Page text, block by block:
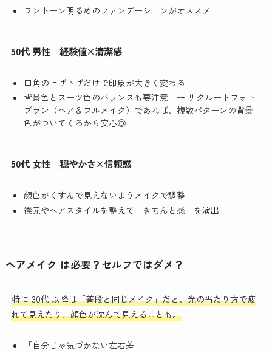
ワントーン明るめのファンデーションがオススメ
50代 男性｜経験値×清潔感
口角の上げ下げだけで印象が大きく変わる
背景色とスーツ色のバランスも要注意 → リクルートフォト
プラン（ヘア＆フルメイク）であれば、複数パターンの背景
色がついてくるから安心◎
50代 女性｜穏やかさ×信頼感
顔色がくすんで見えないようメイクで調整
襟元やヘアスタイルを整えて「きちんと感」を演出
ヘアメイク は必要？セルフではダメ？
特に 30代 以降は「普段と同じメイク」だと、光の当たり方で疲
れて見えたり、顔色が沈んで見えることも。
「自分じゃ気づかない左右差」